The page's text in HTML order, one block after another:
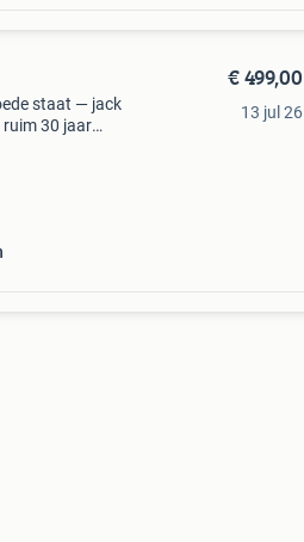
staat — jack
ruim 30 jaar
€ 499,00
13 jul 26